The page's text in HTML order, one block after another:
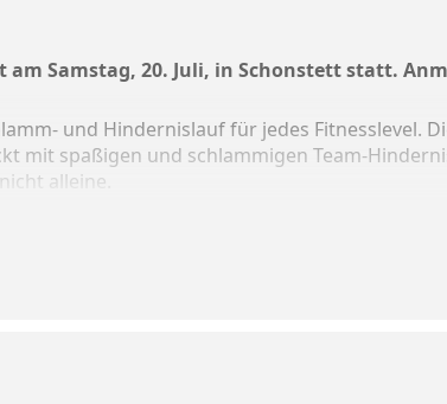
Samstag, 20. Juli, in Schonstett statt.
und Hindernislauf für jedes Fitnesslevel.
mit spaßigen und schlammigen Team-
alleine.
Schonstett. Die Teilnahme ist ab 8 Jahren